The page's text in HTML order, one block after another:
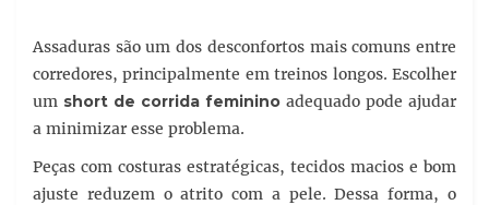
Assaduras são um dos desconfortos mais comuns entre
corredores, principalmente em treinos longos. Escolher
um short de corrida feminino adequado pode ajudar
a minimizar esse problema.
Peças com costuras estratégicas, tecidos macios e bom
ajuste reduzem o atrito com a pele. Dessa forma, o